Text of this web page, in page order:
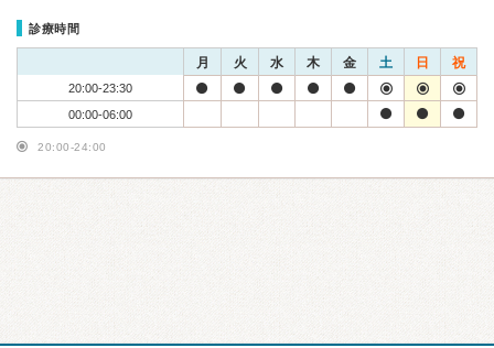
診療時間
月 火 水 木 金 土 日 祝
20:00-23:30
00:00-06:00
20:00-24:00